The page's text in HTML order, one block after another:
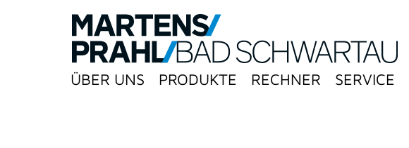
ÜBER UNS PRODUKTE RECHNER SERVICE